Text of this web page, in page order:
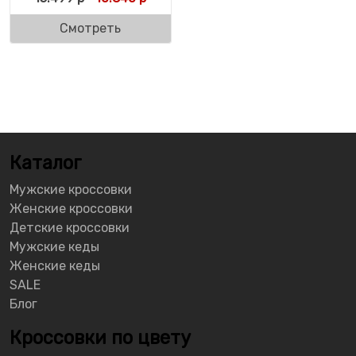
Смотреть
Каталог
Мужские кроссовки
Женские кроссовки
Детские кроссовки
Мужские кеды
Женские кеды
SALE
Блог
Кроссовки по цвету